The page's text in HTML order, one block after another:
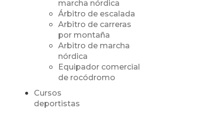
marcha nórdica
Árbitro de escalada
Arbitro de carreras
por montaña
Arbitro de marcha
nórdica
Equipador comercial
de rocódromo
Cursos
deportistas